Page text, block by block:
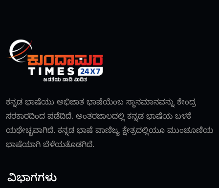
ಕನ್ನಡ ಭಾಷೆಯು ಅಭಿಜಾತ ಭಾಷೆಯೆಂಬ ಸ್ಥಾನಮಾನವನ್ನು ಕೇಂದ್ರ
ಸರಕಾರದಿಂದ ಪಡೆದಿದೆ. ಅಂತರಜಾಲದಲ್ಲಿ ಕನ್ನಡ ಭಾಷೆಯ ಬಳಕೆ
ಯಥೇಚ್ಛವಾಗಿದೆ. ಕನ್ನಡ ಭಾಷೆ ವಾಣಿಜ್ಯ ಕ್ಷೇತ್ರದಲ್ಲಿಯೂ ಮುಂಚೂಣಿಯ
ಭಾಷೆಯಾಗಿ ಬೆಳೆಯತೊಡಗಿದೆ.
ವಿಭಾಗಗಳು